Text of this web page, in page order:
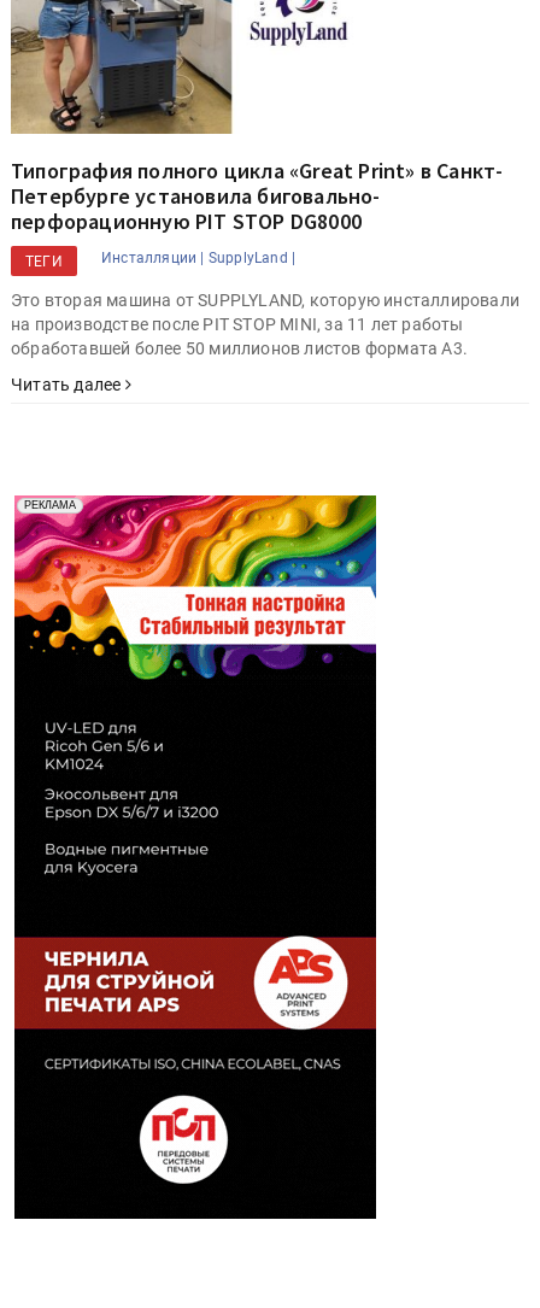
Типография полного цикла «Great Print» в Санкт-
Петербурге установила биговально-
перфорационную PIT STOP DG8000
ТЕГИ Инсталляции | SupplyLand |
Это вторая машина от SUPPLYLAND, которую инсталлировали
на производстве после PIT STOP MINI, за 11 лет работы
обработавшей более 50 миллионов листов формата A3.
Читать далее
РЕКЛАМА
Реклама. Рекламодатель ООО "Передовые Системы
Печати" erid: 2SDnjd2d4Qz